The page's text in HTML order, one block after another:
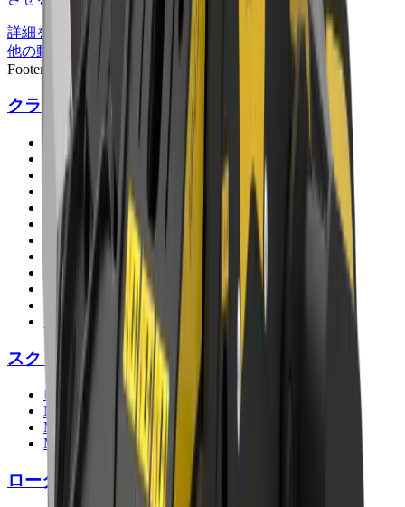
詳細を見る
他の動画もぜひご覧ください ->
Footer
クラッシャー
MB-C50
BF60.1
BF70.2
BF80.3
BF90.3
BF120.4
BF135.8
BF150.10
MB-L140
MB-L160
MB-L200
スクリーン
MB-S10
MB-S14
MB-S18
MB-S23
ロータリースクリーン